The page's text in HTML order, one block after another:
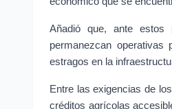
Añadió que, ante estos
permanezcan
estragos en la
Entre las exigencias de
créditos agrícolas